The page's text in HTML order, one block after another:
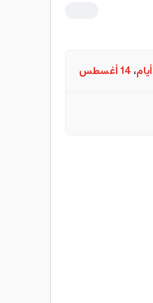
، 14 أغسطس